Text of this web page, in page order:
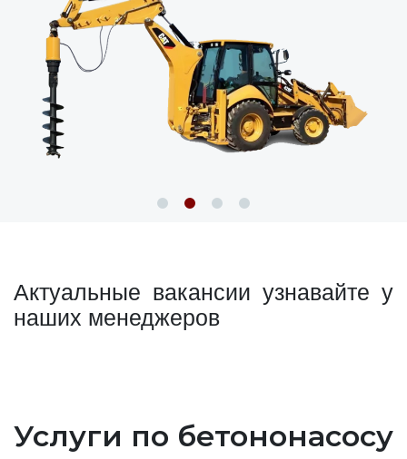
Актуальные вакансии узнавайте у
наших менеджеров
Услуги по бетононасосу